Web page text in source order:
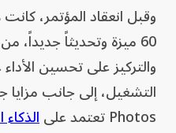
وقبل انعقاد المؤتمر،
والتركيز على تحسين
التشغيل، إلى جانب
Photos تعتمد على